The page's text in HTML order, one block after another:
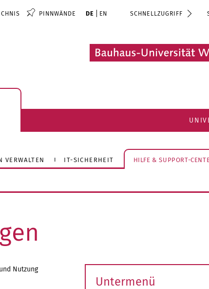
PINNWÄNDE DE EN SCHNELLZUGRIFF
VERWALTEN IT-SICHERHEIT HILFE & SUPPORT-
Nutzung
Untermenü